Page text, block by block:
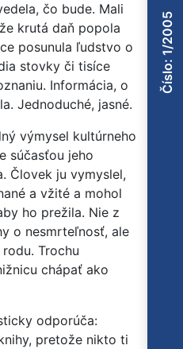
čo bude. Mali
krutá daň popola
posunula ľudstvo o
stovky či tisíce
Informácia, o
Jednoduché, jasné.
výmysel kultúrneho
súčasťou jeho
Človek ju vymyslel,
a vžité a mohol
ho prežila. Nie z
o nesmrteľnosť, ale
Trochu
chápať ako
odporúča:
pretože nikto ti
Číslo: 1/2005